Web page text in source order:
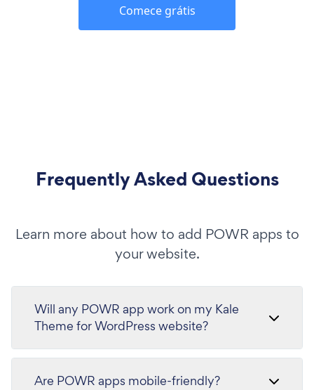
Comece grátis
Frequently Asked Questions
Learn more about how to add POWR apps to
your website.
Will any POWR app work on my Kale
Theme for WordPress website?
Are POWR apps mobile-friendly?